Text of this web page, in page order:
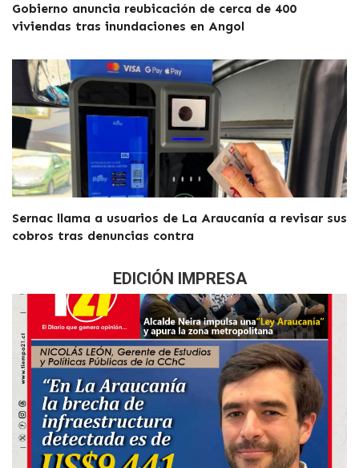
Gobierno anuncia reubicación de cerca de 400
viviendas tras inundaciones en Angol
Sernac llama a usuarios de La Araucanía a revisar sus
cobros tras denuncias contra
EDICIÓN IMPRESA